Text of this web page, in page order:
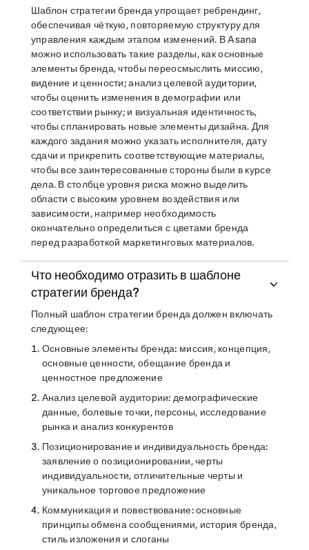
Шаблон стратегии бренда упрощает ребрендинг,
обеспечивая чёткую, повторяемую структуру для
управления каждым этапом изменений. В Asana
можно использовать такие разделы, как основные
элементы бренда, чтобы переосмыслить миссию,
видение и ценности; анализ целевой аудитории,
чтобы оценить изменения в демографии или
соответствии рынку; и визуальная идентичность,
чтобы спланировать новые элементы дизайна. Для
каждого задания можно указать исполнителя, дату
сдачи и прикрепить соответствующие материалы,
чтобы все заинтересованные стороны были в курсе
дела. В столбце уровня риска можно выделить
области с высоким уровнем воздействия или
зависимости, например необходимость
окончательно определиться с цветами бренда
перед разработкой маркетинговых материалов.
Что необходимо отразить в шаблоне
стратегии бренда?
Полный шаблон стратегии бренда должен включать
следующее:
Основные элементы бренда: миссия, концепция,
основные ценности, обещание бренда и
ценностное предложение
Анализ целевой аудитории: демографические
данные, болевые точки, персоны, исследование
рынка и анализ конкурентов
Позиционирование и индивидуальность бренда:
заявление о позиционировании, черты
индивидуальности, отличительные черты и
уникальное торговое предложение
Коммуникация и повествование:основные
принципы обмена сообщениями, история бренда,
стиль изложения и слоганы